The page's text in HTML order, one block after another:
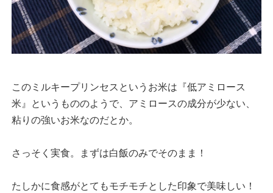
このミルキープリンセスというお米は『低アミロース
米』というもののようで、アミロースの成分が少ない、
粘りの強いお米なのだとか。
さっそく実食。まずは白飯のみでそのまま！
たしかに食感がとてもモチモチとした印象で美味しい！